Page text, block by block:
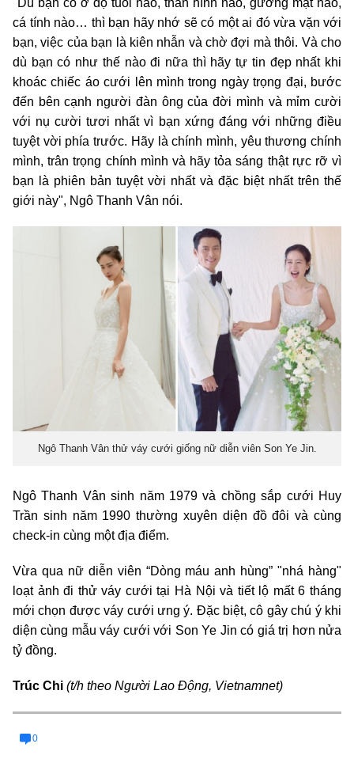
cá tính nào… thì bạn hãy nhớ sẽ có một ai đó vừa vặn với
bạn, việc của bạn là kiên nhẫn và chờ đợi mà thôi. Và cho
dù bạn có như thế nào đi nữa thì hãy tự tin đẹp nhất khi
khoác chiếc áo cưới lên mình trong ngày trọng đại, bước
đến bên cạnh người đàn ông của đời mình và mỉm cười
với nụ cười tươi nhất vì bạn xứng đáng với những điều
tuyệt vời phía trước. Hãy là chính mình, yêu thương chính
mình, trân trọng chính mình và hãy tỏa sáng thật rực rỡ vì
bạn là phiên bản tuyệt vời nhất và đặc biệt nhất trên thế
giới này", Ngô Thanh Vân nói.
Ngô Thanh Vân thử váy cưới giống nữ diễn viên Son Ye Jin.
Ngô Thanh Vân sinh năm 1979 và chồng sắp cưới Huy
Trần sinh năm 1990 thường xuyên diện đồ đôi và cùng
check-in cùng một địa điểm.
Vừa qua nữ diễn viên “Dòng máu anh hùng” "nhá hàng"
loạt ảnh đi thử váy cưới tại Hà Nội và tiết lộ mất 6 tháng
mới chọn được váy cưới ưng ý. Đặc biệt, cô gây chú ý khi
diện cùng mẫu váy cưới với Son Ye Jin có giá trị hơn nửa
tỷ đồng.
Trúc Chi (t/h theo Người Lao Động, Vietnamnet)
0